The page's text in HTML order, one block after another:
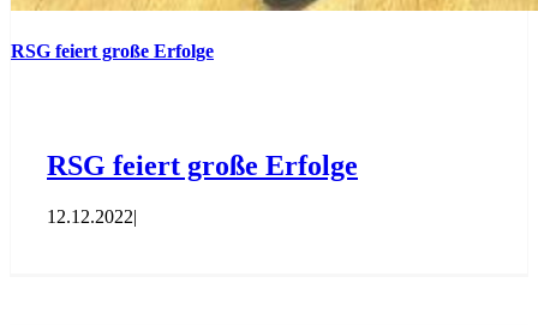
RSG feiert große Erfolge
RSG feiert große Erfolge
12.12.2022|